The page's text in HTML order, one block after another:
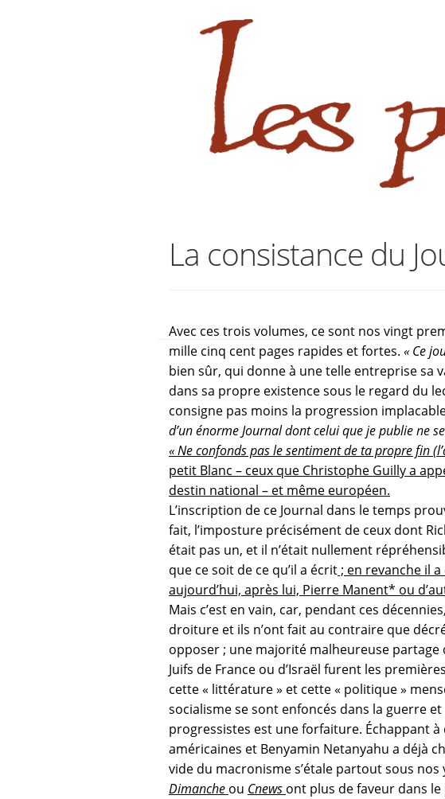
Aller
navigation
Aller
contenu
La consistance du
Avec ces trois volumes, ce sont nos vingt
mille cinq cent pages rapides et fortes. « Ce
bien sûr, qui donne à une telle entreprise sa
dans sa propre existence sous le regard du
consigne pas moins la progression
d’un énorme Journal dont celui que je publie ne
« Ne confonds pas le sentiment de ta propre fin
petit Blanc – ceux que Christophe Guilly a
destin national – et même européen.
L’inscription de ce Journal dans le temps
fait, l’imposture précisément de ceux dont
était pas un, et il n’était nullement
que ce soit de ce qu’il a écrit ; en revanche il
aujourd’hui, après lui, Pierre Manent* ou
Mais c’est en vain, car, pendant ces
droiture et ils n’ont fait au contraire que
opposer ; une majorité malheureuse
Juifs de France ou d’Israël furent les
cette « littérature » et cette « politique »
socialisme se sont enfoncés dans la guerre
progressistes est une forfaiture. Échappant
américaines et Benyamin Netanyahu a déjà
vide du macronisme s’étale partout sous
Dimanche ou Cnews ont plus de faveur dans